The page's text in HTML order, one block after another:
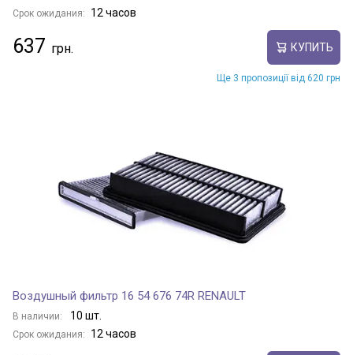
Срок ожидания: 12 часов
637 КУПИТЬ
Ще 3 пропозиції від 620 грн
Воздушный фильтр 16 54 676 74R RENAULT
В наличии: 10 шт.
Срок ожидания: 12 часов